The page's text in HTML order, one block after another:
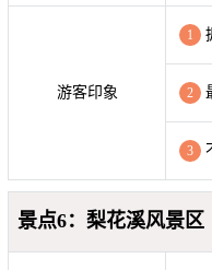
游客印象
1
2
3
景点6：梨花溪风景区